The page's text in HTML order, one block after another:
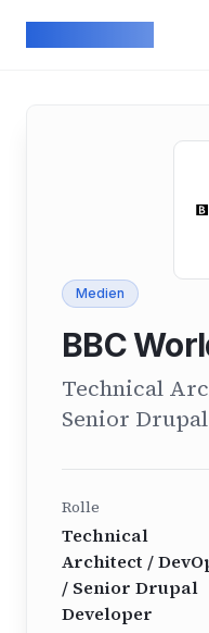
Medien
BBC
Technical
Senior
Rolle
Technical
Architect /
/ Senior Drupal
Developer